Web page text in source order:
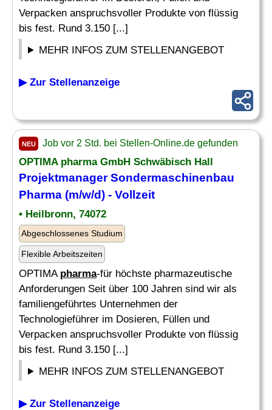
Verpacken anspruchsvoller Produkte von flüssig
bis fest. Rund 3.150 [...]
MEHR INFOS ZUM STELLENANGEBOT
▶ Zur Stellenanzeige
NEU Job vor 2 Std. bei Stellen-Online.de gefunden
OPTIMA pharmaGmbH Schwäbisch Hall
Projektmanager Sondermaschinenbau
Pharma (m/w/d) - Vollzeit
• Heilbronn, 74072
Abgeschlossenes Studium
Flexible Arbeitszeiten
OPTIMA pharma-für höchste pharmazeutische
Anforderungen Seit über 100 Jahren sind wir als
familiengeführtes Unternehmen der
Technologieführer im Dosieren, Füllen und
Verpacken anspruchsvoller Produkte von flüssig
bis fest. Rund 3.150 [...]
MEHR INFOS ZUM STELLENANGEBOT
▶ Zur Stellenanzeige